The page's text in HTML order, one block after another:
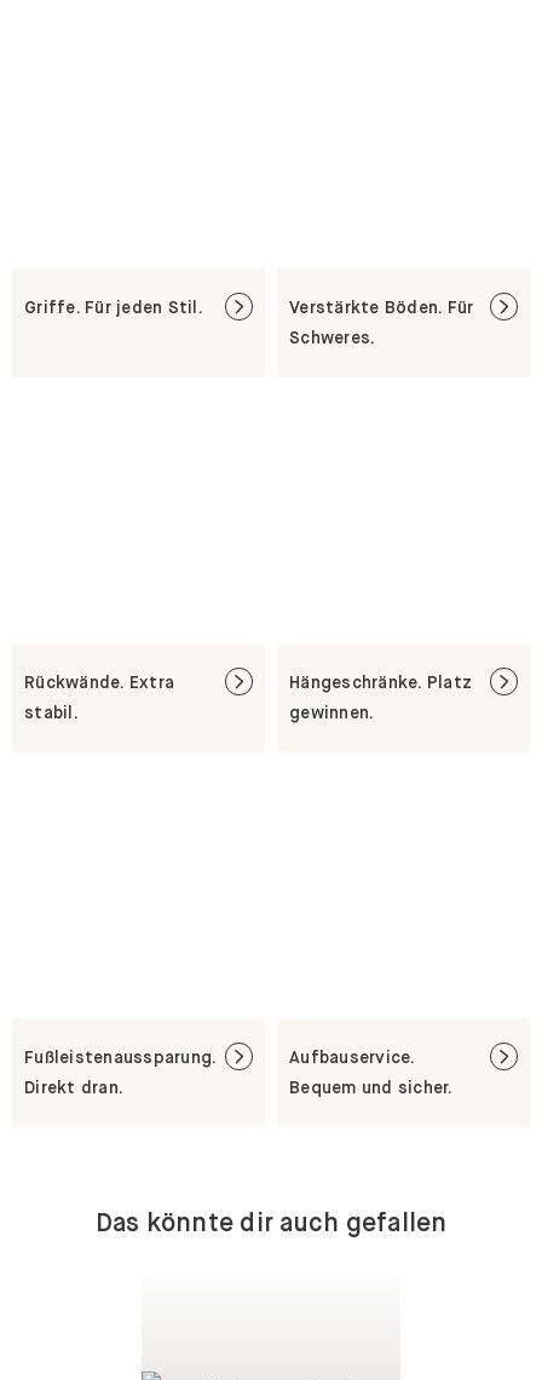
Griffe. Für jeden Stil.
Verstärkte Böden. Für
Schweres.
Rückwände. Extra
stabil.
Hängeschränke. Platz
gewinnen.
Fußleistenaussparung.
Direkt dran.
Aufbauservice.
Bequem und sicher.
Das könnte dir auch gefallen